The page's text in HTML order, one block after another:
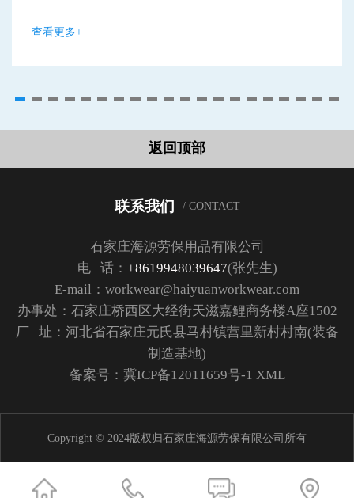
查看更多+
返回顶部
联系我们 / CONTACT
石家庄海源劳保用品有限公司
电 话： +8619948039647(张先生)
E-mail：workwear@haiyuanworkwear.com
办事处：石家庄桥西区大经街天滋嘉鲤商务楼A座1502
厂 址：河北省石家庄元氏县马村镇营里新村村南(装备
制造基地)
备案号： 冀ICP备12011659号-1 XML
Copyright © 2024版权归石家庄海源劳保有限公司所有